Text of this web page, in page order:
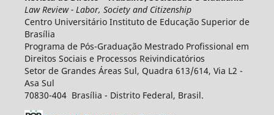
Law Review - Labor, Society and Citizenship
Centro Universitário Instituto de Educação Superior de
Brasília
Programa de Pós-Graduação Mestrado Profissional em
Direitos Sociais e Processos Reivindicatórios
Setor de Grandes Áreas Sul, Quadra 613/614, Via L2 -
Asa Sul
70830-404 Brasília - Distrito Federal, Brasil.